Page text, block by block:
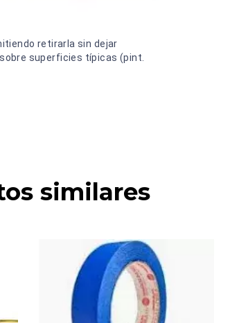
retirarla sin dejar
superficies típicas (pint.
similares